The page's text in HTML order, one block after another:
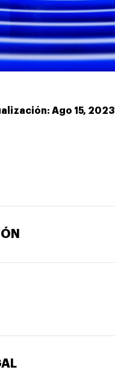
Ago 15, 2023